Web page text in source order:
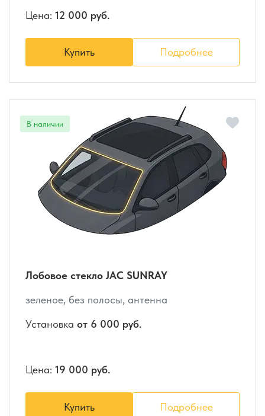
Цена: 12 000 руб.
Купить Подробнее
Лобовое стекло JAC SUNRAY
зеленое, без полосы, антенна
Установка от 6 000 руб.
Цена: 19 000 руб.
Купить Подробнее